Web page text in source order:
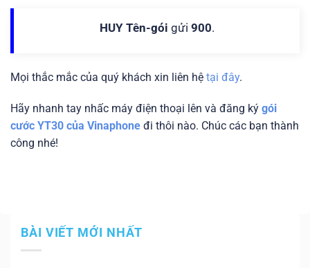
HUY Tên-gói gửi 900.
Mọi thắc mắc của quý khách xin liên hệ tại đây.
Hãy nhanh tay nhấc máy điện thoại lên và đăng ký gói
cước YT30 của Vinaphone đi thôi nào. Chúc các bạn thành
công nhé!
BÀI VIẾT MỚI NHẤT